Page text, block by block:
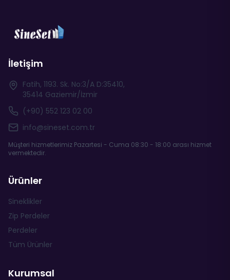
İletişim
Fatih, 1193. Sk. No:3/A D:35410,
35414 Gaziemir/İzmir
(+90) 552 123 02 00
info@sineset.com.tr
Müşteri hizmetlerimiz Pazartesi - Cuma 08:30 - 18:00 arası hizmet
vermektedir.
Ürünler
Sineklikler
Zip Perdeler
Perdeler
Tüm Ürünler
Kurumsal